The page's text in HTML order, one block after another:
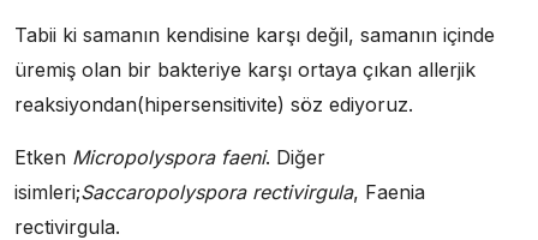
Tabii ki samanın kendisine karşı değil, samanın içinde
üremiş olan bir bakteriye karşı ortaya çıkan allerjik
reaksiyondan(hipersensitivite) söz ediyoruz.
Etken Micropolyspora faeni. Diğer
isimleri;Saccaropolyspora rectivirgula, Faenia
rectivirgula.